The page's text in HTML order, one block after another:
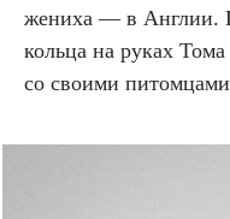
жениха — в Англии.
кольца на руках
со своими